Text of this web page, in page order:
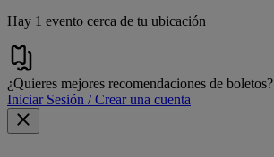
Hay 1 evento cerca de tu ubicación
¿Quieres mejores recomendaciones de boletos?
Iniciar Sesión / Crear una cuenta